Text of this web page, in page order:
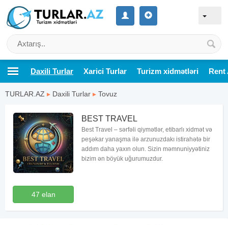
Daxili Turlar Xarici Turlar Turizm xidmətləri Rent
TURLAR.AZ ▸ Daxili Turlar ▸ Tovuz
47 elan
BEST TRAVEL
Best Travel – sərfəli qiymətlər, etibarlı xidmət və
peşəkar yanaşma ilə arzunuzdakı istirahətə bir
addım daha yaxın olun. Sizin məmnuniyyətiniz
bizim ən böyük uğurumuzdur.